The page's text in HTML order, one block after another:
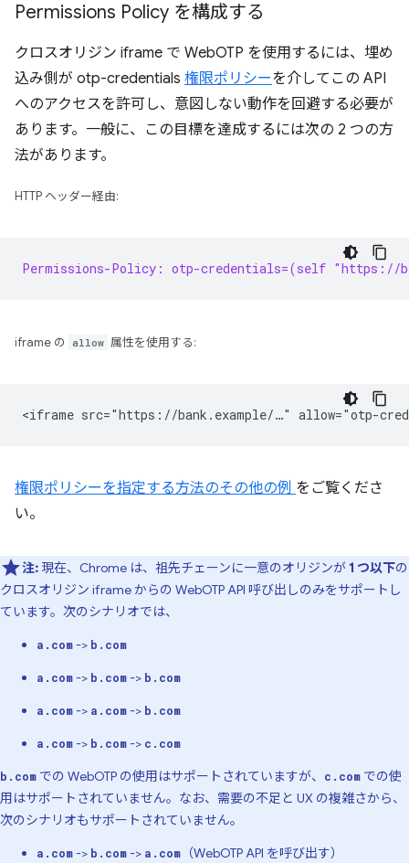
Permissions Policy を構成する
クロスオリジン iframe で WebOTP を使用するには、埋め
込み側が otp-credentials 権限ポリシーを介してこの API
へのアクセスを許可し、意図しない動作を回避する必要が
あります。一般に、この目標を達成するには次の 2 つの方
法があります。
HTTP ヘッダー経由:
Permissions-Policy: otp-credentials=(self "https://
iframe の allow 属性を使用する:
権限ポリシーを指定する方法のその他の例 をご覧くださ
い。
注: 現在、Chrome は、祖先チェーンに一意のオリジンが1 つ以下の
クロスオリジン iframe からの WebOTP API 呼び出しのみをサポートし
ています。次のシナリオでは、
a.com-> b.com
a.com-> b.com-> b.com
a.com-> a.com-> b.com
a.com-> b.com-> c.com
b.com での WebOTP の使用はサポートされていますが、 c.com での使
用はサポートされていません。なお、需要の不足と UX の複雑さから、
次のシナリオもサポートされていません。
a.com-> b.com-> a.com （WebOTP API を呼び出す）